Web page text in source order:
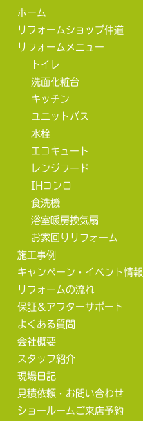
ホーム
リフォームショップ仲道
リフォームメニュー
トイレ
洗面化粧台
キッチン
ユニットバス
水栓
エコキュート
レンジフード
IHコンロ
食洗機
浴室暖房換気扇
お家回りリフォーム
施工事例
キャンペーン・イベント情報
リフォームの流れ
保証＆アフターサポート
よくある質問
会社概要
スタッフ紹介
現場日記
見積依頼・お問い合わせ
ショールームご来店予約